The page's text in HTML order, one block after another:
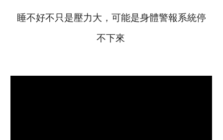
睡不好不只是壓力大，可能是身體警報系統停
不下來